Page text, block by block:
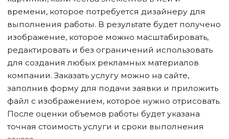
времени, которое потребуется дизайнеру для
выполнения работы. В результате будет получено
изображение, которое можно масштабировать,
редактировать и без ограничений использовать
для создания любых рекламных материалов
компании. Заказать услугу можно на сайте,
заполнив форму для подачи заявки и приложить
файл с изображением, которое нужно отрисовать.
После оценки объемов работы будет указана
точная стоимость услуги и сроки выполнения